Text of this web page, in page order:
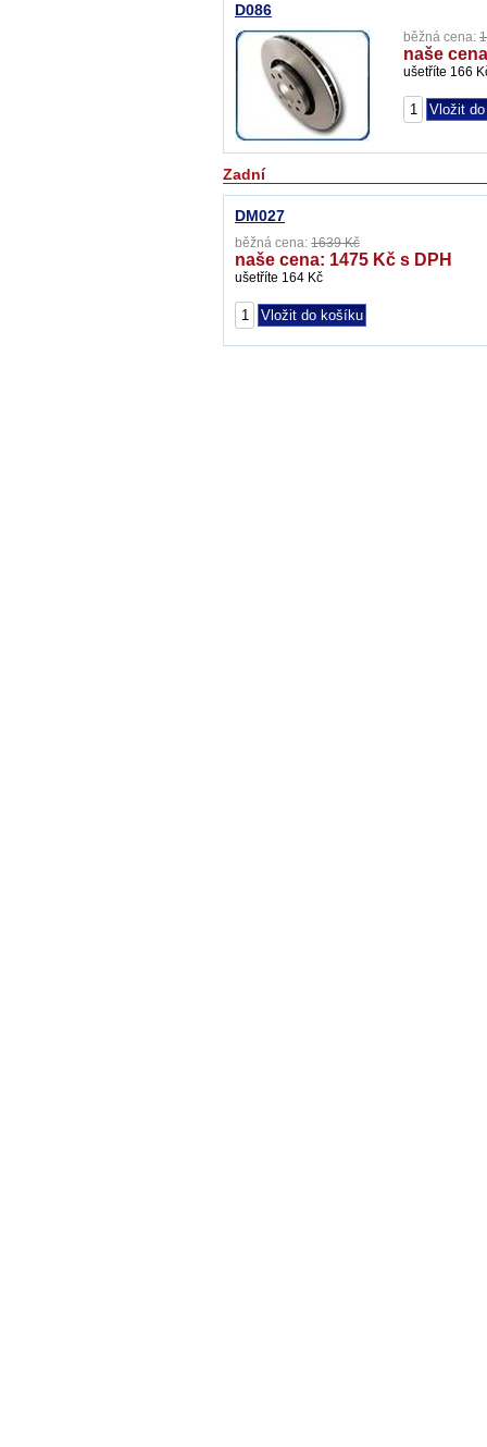
D086
běžná cena:
naše
ušetříte 166
Zadní
DM027
běžná cena: 1639 Kč
naše cena: 1475 Kč s DPH
ušetříte 164 Kč